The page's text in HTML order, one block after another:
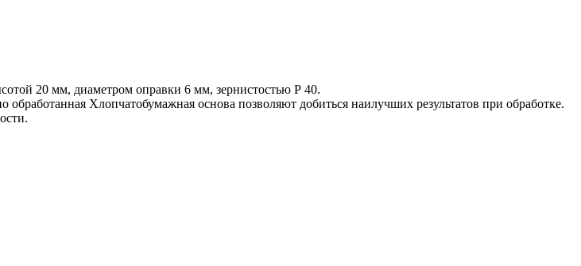
20 мм, диаметром оправки 6 мм, зернистостью Р 40.
Хлопчатобумажная основа позволяют добиться наилучших результатов при обработке.